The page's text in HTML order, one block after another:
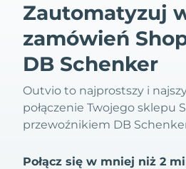
Zautomatyzuj
zamówień
DB Schenker
Outvio to najprostszy i
połączenie Twojego sklepu
przewoźnikiem DB
Połącz się w mniej niż 2